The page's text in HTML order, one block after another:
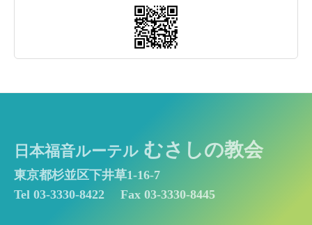
日本福音ルーテル むさしの教会
東京都杉並区下井草1-16-7
Tel 03-3330-8422
Fax 03-3330-8445